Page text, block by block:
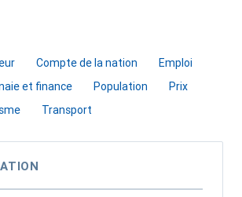
Compte de la nation
Emploi
et finance Population
Prix
Transport